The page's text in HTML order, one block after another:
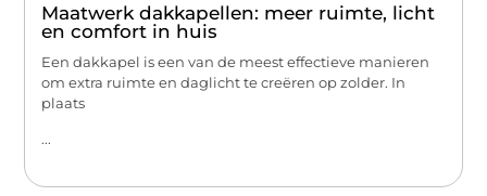
Maatwerk dakkapellen: meer ruimte, licht
en comfort in huis
Een dakkapel is een van de meest effectieve manieren
om extra ruimte en daglicht te creëren op zolder. In
plaats
...